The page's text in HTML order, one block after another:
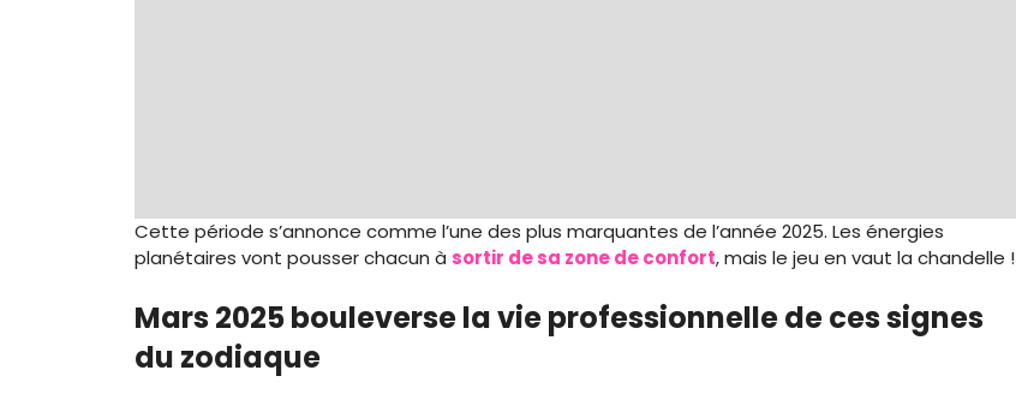
Cette période s’annonce comme l’une des plus marquantes de l’année 2025. Les énergies
planétaires vont pousser chacun à sortir de sa zone de confort, mais le jeu en vaut la chandelle !
Mars 2025 bouleverse la vie professionnelle de ces signes
du zodiaque